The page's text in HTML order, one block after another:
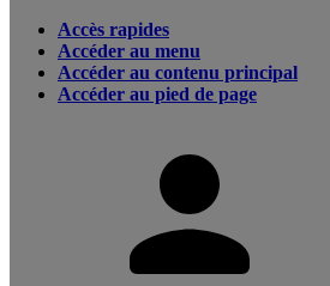
Accès rapides
Accéder au menu
Accéder au contenu principal
Accéder au pied de page